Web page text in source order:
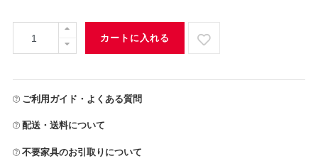
カートに入れる
ご利用ガイド・よくある質問
配送・送料について
不要家具のお引取りについて